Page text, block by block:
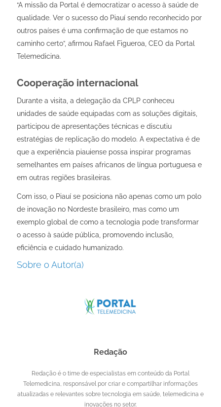
“A missão da Portal é democratizar o acesso à saúde de
qualidade. Ver o sucesso do Piauí sendo reconhecido por
outros países é uma confirmação de que estamos no
caminho certo”, afirmou Rafael Figueroa, CEO da Portal
Telemedicina.
Cooperação internacional
Durante a visita, a delegação da CPLP conheceu
unidades de saúde equipadas com as soluções digitais,
participou de apresentações técnicas e discutiu
estratégias de replicação do modelo. A expectativa é de
que a experiência piauiense possa inspirar programas
semelhantes em países africanos de língua portuguesa e
em outras regiões brasileiras.
Com isso, o Piauí se posiciona não apenas como um polo
de inovação no Nordeste brasileiro, mas como um
exemplo global de como a tecnologia pode transformar
o acesso à saúde pública, promovendo inclusão,
eficiência e cuidado humanizado.
Sobre o Autor(a)
Redação
Redação é o time de especialistas em conteúdo da Portal
Telemedicina, responsável por criar e compartilhar informações
atualizadas e relevantes sobre tecnologia em saúde, telemedicina e
inovações no setor.